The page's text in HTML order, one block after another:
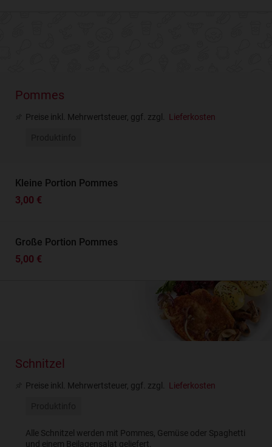
Pommes
Preise inkl. Mehrwertsteuer, ggf. zzgl. Lieferkosten
Kleine Portion Pommes
3,00 €
Große Portion Pommes
5,00 €
Schnitzel
Preise inkl. Mehrwertsteuer, ggf. zzgl. Lieferkosten
Alle Schnitzel werden mit Pommes, Gemüse oder Spaghetti
und einem Beilagensalat geliefert.